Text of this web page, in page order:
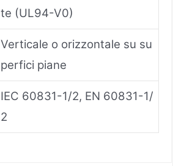
te (UL94-V0)
Verticale o orizzontale su su
perfici piane
IEC 60831-1/2, EN 60831-1/
2